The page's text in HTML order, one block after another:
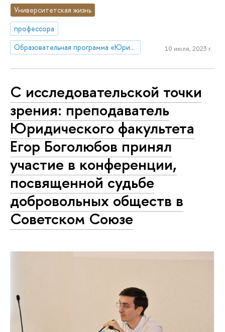
Университетская жизнь
профессора
Образовательная программа «Юриспруденция»
10 июля, 2023 г.
С исследовательской точки
зрения: преподаватель
Юридического факультета
Егор Боголюбов принял
участие в конференции,
посвященной судьбе
добровольных обществ в
Советском Союзе